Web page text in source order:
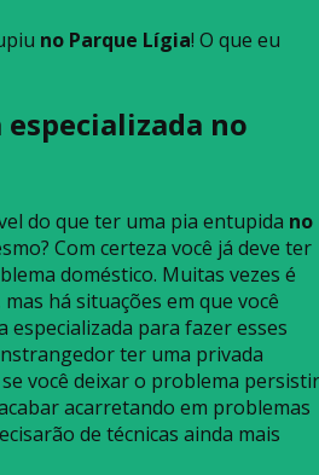
no Parque Lígia! O que eu
no
do que ter uma pia entupida no
Com certeza você já deve ter
doméstico. Muitas vezes é
há situações em que você
especializada para fazer esses
ter uma privada
você deixar o problema persistir
acarretando em problemas
de técnicas ainda mais